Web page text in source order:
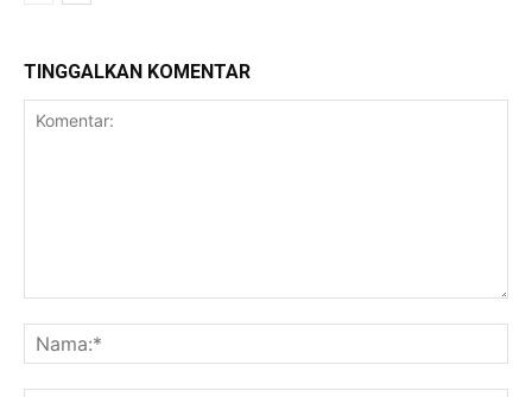
TINGGALKAN KOMENTAR